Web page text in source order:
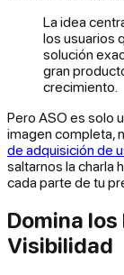
La idea
los usuarios
solución
gran
crecimiento.
Pero ASO es solo
imagen completa,
de adquisición de
saltarnos la charla
cada parte de tu
Domina
Visibilidad